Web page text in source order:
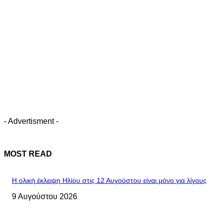
- Advertisment -
MOST READ
Η ολική έκλειψη Ηλίου στις 12 Αυγούστου είναι μόνο για λίγους
9 Αυγούστου 2026